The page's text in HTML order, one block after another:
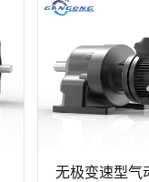
无极变速型气